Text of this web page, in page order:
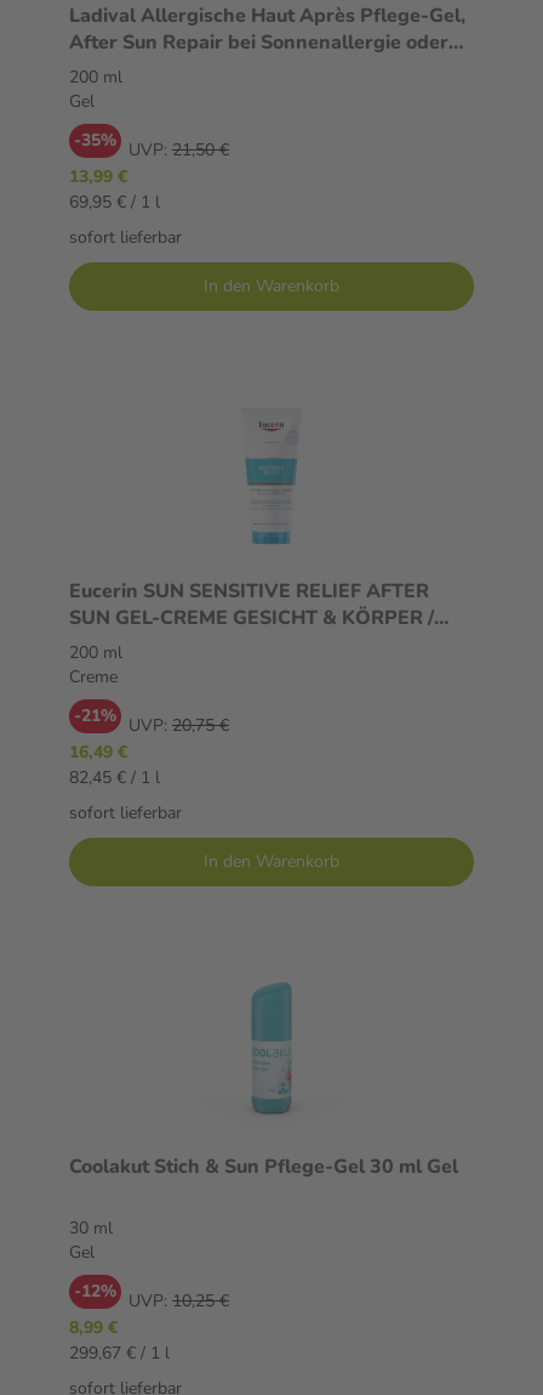
Ladival Allergische Haut Après Pflege-Gel,
After Sun Repair bei Sonnenallergie oder
Mallorca-Akne, kühlt und pflegt nach der
Sonne, spendet intensiv Feuchtigkeit, für
Erwachsene & Kinder ab 6 Monaten
geeignet, 200ml
200 ml
Gel
-35% UVP: 21,50 €
13,99 €
69,95 € / 1 l
sofort lieferbar
In den Warenkorb
Eucerin SUN SENSITIVE RELIEF AFTER
SUN GEL-CREME GESICHT & KÖRPER /
200 ml Creme
200 ml
Creme
-21% UVP: 20,75 €
16,49 €
82,45 € / 1 l
sofort lieferbar
In den Warenkorb
Coolakut Stich & Sun Pflege-Gel 30 ml Gel
30 ml
Gel
-12% UVP: 10,25 €
8,99 €
299,67 € / 1 l
sofort lieferbar